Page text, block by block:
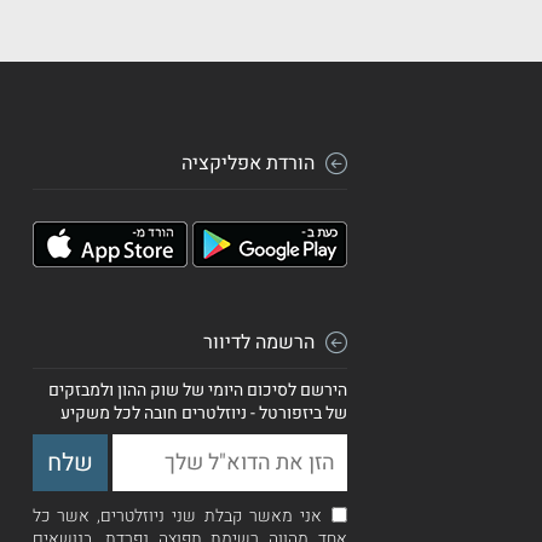
הורדת אפליקציה
הרשמה לדיוור
הירשם לסיכום היומי של שוק ההון ולמבזקים
של ביזפורטל - ניוזלטרים חובה לכל משקיע
אני מאשר קבלת שני ניוזלטרים, אשר כל